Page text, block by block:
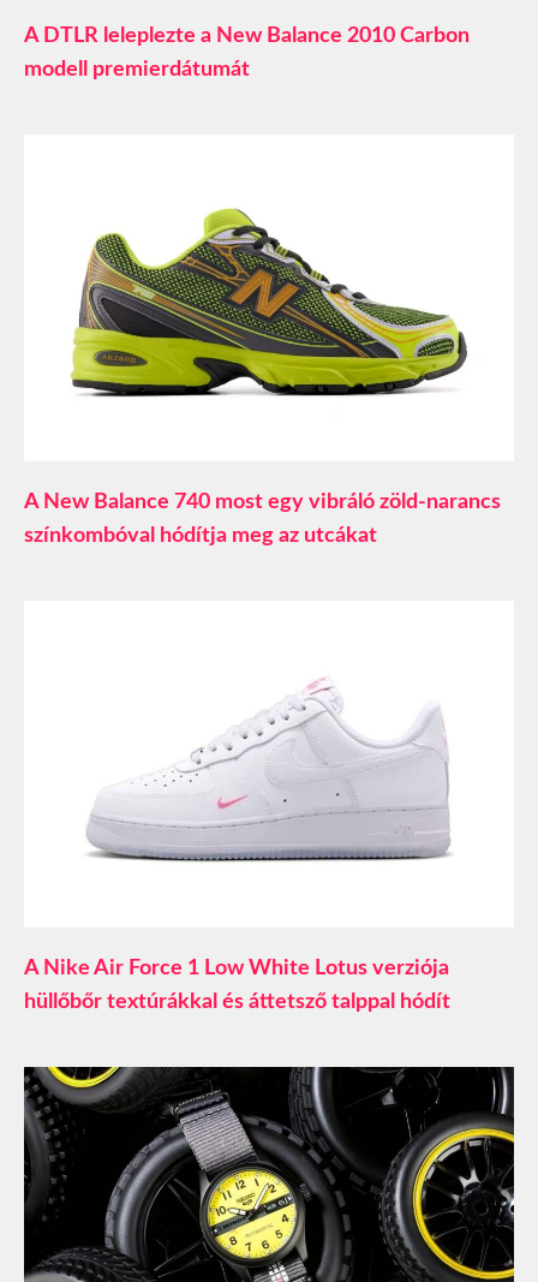
A DTLR leleplezte a New Balance 2010 Carbon
modell premierdátumát
A New Balance 740 most egy vibráló zöld-narancs
színkombóval hódítja meg az utcákat
A Nike Air Force 1 Low White Lotus verziója
hüllőbőr textúrákkal és áttetsző talppal hódít